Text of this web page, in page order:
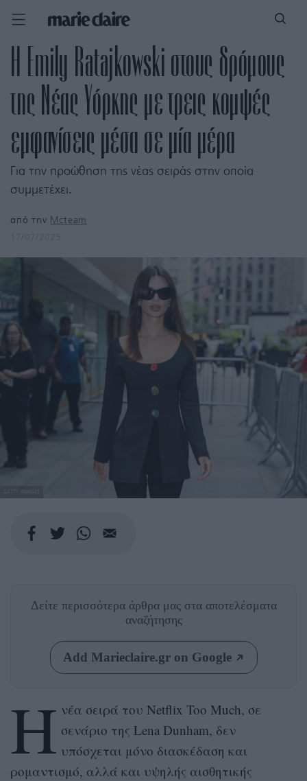
Η Emily Ratajkowski στους δρόμους
της Νέας Υόρκης με τρεις κομψές
εμφανίσεις μέσα σε μία μέρα
Για την προώθηση της νέας σειράς στην οποία
συμμετέχει.
από την Mcteam
GETTY IMAGES
Δείτε περισσότερα άρθρα μας στα αποτελέσματα
αναζήτησης
Add Marieclaire.gr on Google
Η νέα σειρά του Netflix Too Much, σε
σενάριο της Lena Dunham, δεν
υπόσχεται μόνο διασκέδαση και
ρομαντισμό, αλλά και υψηλής αισθητικής